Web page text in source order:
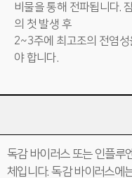
비물을 통해 전파됩니다.
의 첫 발생 후
2~3주에 최고조의 전염
야 합니다.
독감 바이러스 또는 인플
체입니다. 독감 바이러스에